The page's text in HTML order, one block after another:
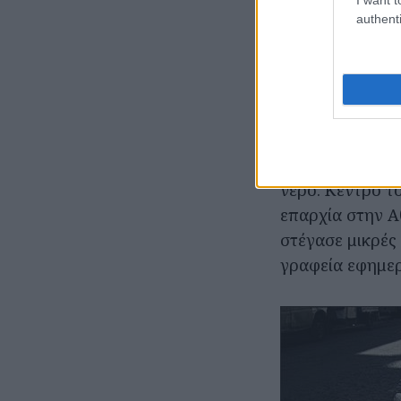
Η οδός
από τις οδούς
υπήρχαν εδώ,
νερό. Κέντρο
επαρχία στην
στέγασε
γραφεία